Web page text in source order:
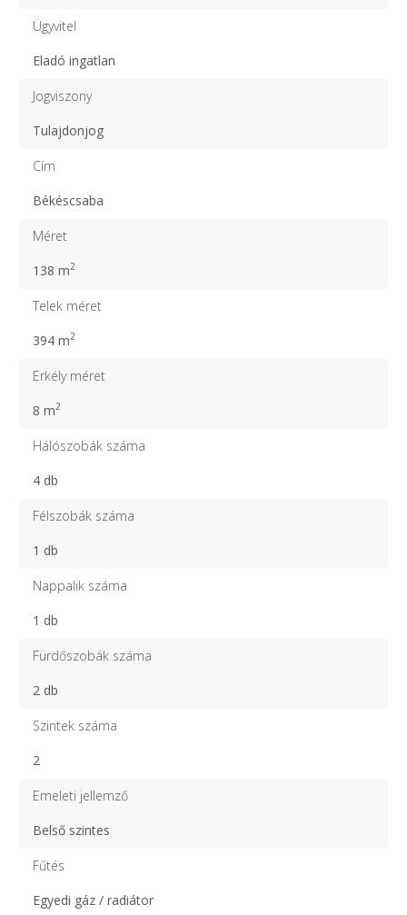
Ügyvitel
Eladó ingatlan
Jogviszony
Tulajdonjog
Cím
Békéscsaba
Méret
138 m2
Telek méret
394 m2
Erkély méret
8 m2
Hálószobák száma
4 db
Félszobák száma
1 db
Nappalik száma
1 db
Fürdőszobák száma
2 db
Szintek száma
2
Emeleti jellemző
Belső szintes
Fűtés
Egyedi gáz / radiátor